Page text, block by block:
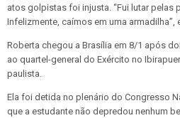
atos golpistas foi injusta. “Fui lutar pelas
Infelizmente, caímos em uma armadilha”,
Roberta chegou a Brasília em 8/1 após
ao quartel-general do Exército no
paulista.
Ela foi detida no plenário do Congresso
que a estudante não depredou nenhum